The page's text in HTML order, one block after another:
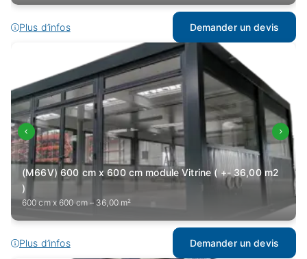
Plus d’infos Demander un devis
(M66V) 600 cm x 600 cm module Vitrine ( +- 36,00 m2
)
600 cm x 600 cm – 36,00 m²
Plus d’infos Demander un devis